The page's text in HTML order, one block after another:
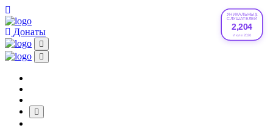
УНИКАЛЬНЫХ
СЛУШАТЕЛЕЙ
2,204
Июле 2026
Донаты